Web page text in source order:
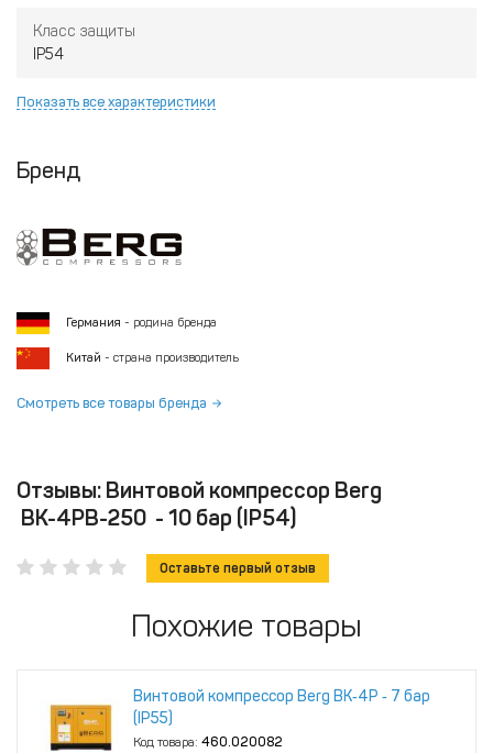
Класс защиты
IP54
Показать все характеристики
Бренд
Германия - родина бренда
Китай - страна производитель
Смотреть все товары бренда
Отзывы: Винтовой компрессор Berg
ВК-4РВ-250 - 10 бар (IP54)
Оставьте первый отзыв
Похожие товары
Винтовой компрессор Berg ВК‑4Р ‑ 7 бар
(IP55)
Код товара: 460.020082